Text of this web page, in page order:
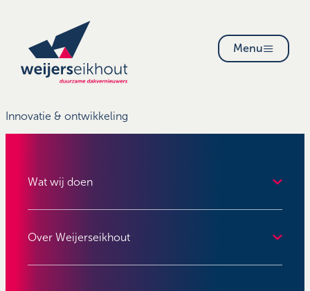
Menu
Innovatie & ontwikkeling
Wat wij doen
Over Weijerseikhout